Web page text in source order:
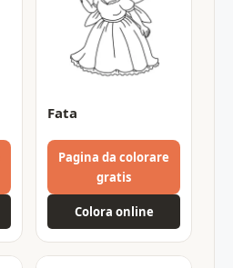
Fata
Pagina da colorare
gratis
Colora online